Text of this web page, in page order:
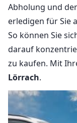
Abholung und
erledigen für Sie
So können Sie
darauf
zu kaufen. Mit
Lörrach.